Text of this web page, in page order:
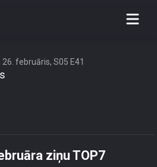
februāris, S05 E41
ziņu TOP7